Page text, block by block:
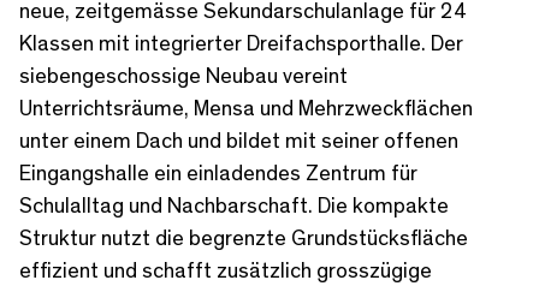
neue, zeitgemässe Sekundarschulanlage für 24
Klassen mit integrierter Dreifachsporthalle. Der
sieben­geschossige Neubau vereint
Unterrichtsräume, Mensa und Mehrzweckflächen
unter einem Dach und bildet mit seiner offenen
Eingangshalle ein einladendes Zentrum für
Schulalltag und Nachbarschaft. Die kompakte
Struktur nutzt die begrenzte Grundstücksfläche
effizient und schafft zusätzlich grosszügige